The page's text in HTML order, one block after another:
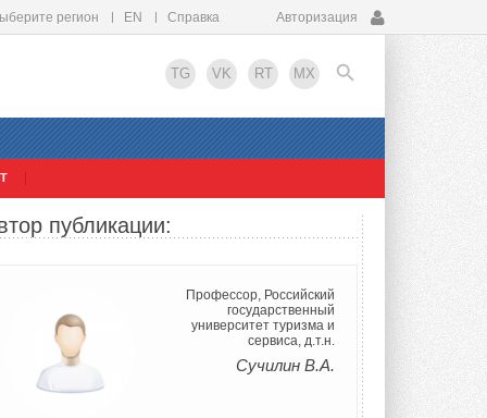
регион EN Справка Авторизация
TG VK RT MX
EN
публикации:
Профессор, Российский
государственный
университет туризма и
сервиса, д.т.н.
Сучилин В.А.